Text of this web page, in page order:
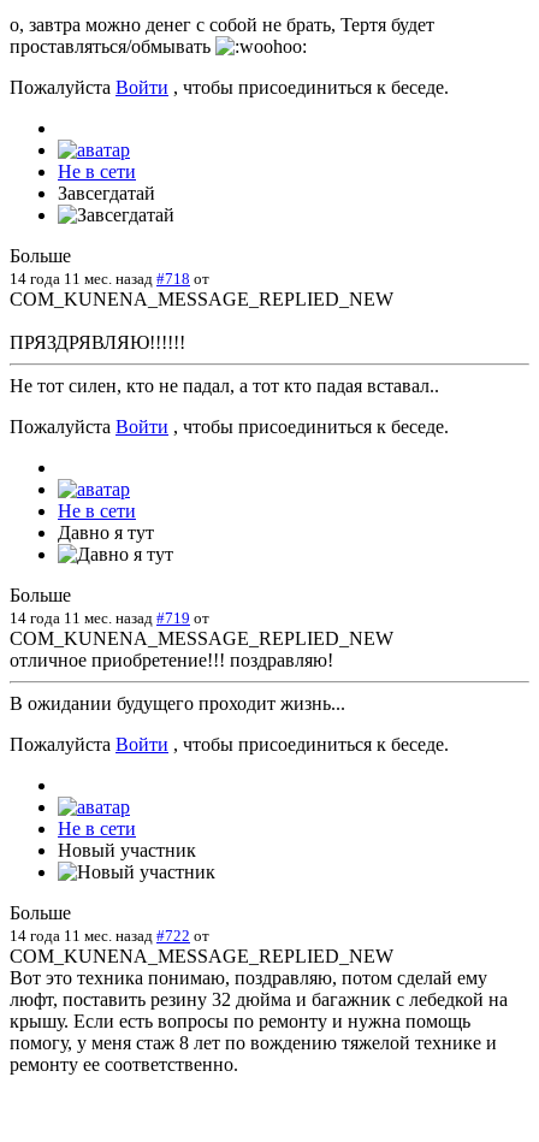
о, завтра можно денег с собой не брать, Тертя будет
проставляться/обмывать
Пожалуйста Войти , чтобы присоединиться к беседе.
Не в сети
Завсегдатай
Больше
14 года 11 мес. назад #718 от
COM_KUNENA_MESSAGE_REPLIED_NEW
ПРЯЗДРЯВЛЯЮ!!!!!!
Не тот силен, кто не падал, а тот кто падая вставал..
Пожалуйста Войти , чтобы присоединиться к беседе.
Не в сети
Давно я тут
Больше
14 года 11 мес. назад #719 от
COM_KUNENA_MESSAGE_REPLIED_NEW
отличное приобретение!!! поздравляю!
В ожидании будущего проходит жизнь...
Пожалуйста Войти , чтобы присоединиться к беседе.
Не в сети
Новый участник
Больше
14 года 11 мес. назад #722 от
COM_KUNENA_MESSAGE_REPLIED_NEW
Вот это техника понимаю, поздравляю, потом сделай ему
люфт, поставить резину 32 дюйма и багажник с лебедкой на
крышу. Если есть вопросы по ремонту и нужна помощь
помогу, у меня стаж 8 лет по вождению тяжелой технике и
ремонту ее соответственно.